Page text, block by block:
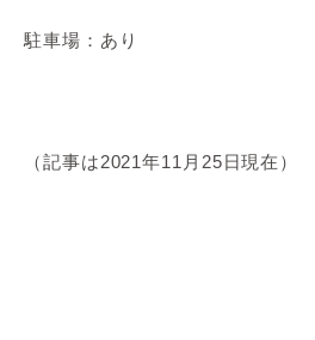
駐車場：あり
（記事は2021年11月25日現在）